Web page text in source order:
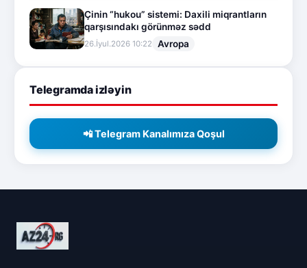
Çinin “hukou” sistemi: Daxili miqrantların
qarşısındakı görünməz sədd
26.İyul.2026 10:22 Avropa
Telegramda izləyin
📲 Telegram Kanalımıza Qoşul